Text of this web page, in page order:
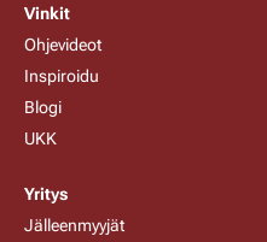
Vinkit
Ohjevideot
Inspiroidu
Blogi
UKK
Yritys
Jälleenmyyjät